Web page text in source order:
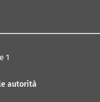
u
1
autorità